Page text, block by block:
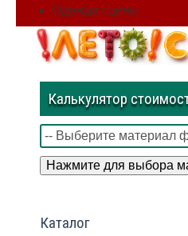
Одежда сцены
Калькулятор
Нажмите для выбора
Каталог